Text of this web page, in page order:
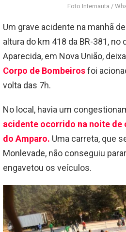
Foto Internauta /
Um grave acidente na manhã
altura do km 418 da BR-381, no
Aparecida, em Nova União,
Corpo de Bombeirosfoi
volta das 7h.
No local, havia um
acidente ocorrido na noite de
do Amparo. Uma carreta, que
Monlevade, não conseguiu
engavetou os veículos.